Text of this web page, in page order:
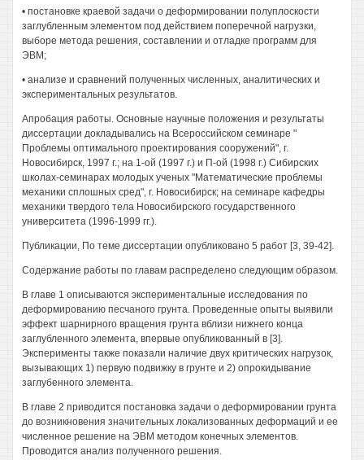
• постановке краевой задачи о деформировании полуплоскости
заглубленным элементом под действием поперечной нагрузки,
выборе метода решения, составлении и отладке программ для
ЭВМ;
• анализе и сравнений полученных численных, аналитических и
экспериментальных результатов.
Апробация работы. Основные научные положения и результаты
диссертации докладывались на Всероссийском семинаре "
Проблемы оптимального проектирования сооружений", г.
Новосибирск, 1997 г.; на 1-ой (1997 г.) и П-ой (1998 г.) Сибирских
школах-семинарах молодых ученых "Математические проблемы
механики сплошных сред", г. Новосибирск; на семинаре кафедры
механики твердого тела Новосибирского государственного
университета (1996-1999 гг.).
Публикации, По теме диссертации опубликовано 5 работ [3, 39-42].
Содержание работы по главам распределено следующим образом.
В главе 1 описываются экспериментальные исследования по
деформированию песчаного грунта. Проведенные опыты выявили
эффект шарнирного вращения грунта вблизи нижнего конца
заглубленного элемента, впервые опубликованный в [3].
Эксперименты также показали наличие двух критических нагрузок,
вызывающих 1) первую подвижку в грунте и 2) опрокидывание
заглубенного элемента.
В главе 2 приводится постановка задачи о деформировании грунта
до возникновения значительных локализованных деформаций и ее
численное решение на ЭВМ методом конечных элементов.
Проводится анализ полученного решения.